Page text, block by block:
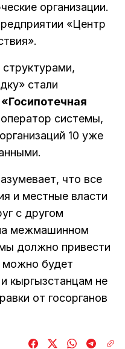
организации.
«Центр
стали
«Госипотечная
системы,
10 уже
что все
и местные власти
с другом
межмашинном
должно привести
можно будет
кыргызстанцам не
от госорганов